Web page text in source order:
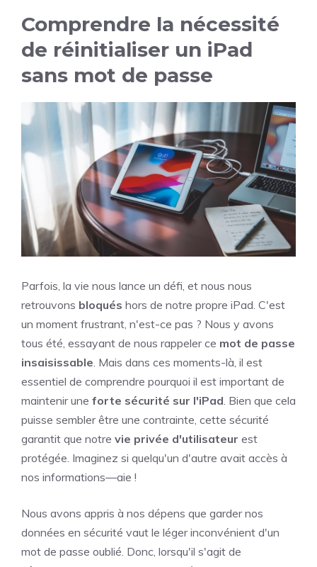
Comprendre la nécessité
de réinitialiser un iPad
sans mot de passe
Parfois, la vie nous lance un défi, et nous nous
retrouvons bloqués hors de notre propre iPad. C'est
un moment frustrant, n'est-ce pas ? Nous y avons
tous été, essayant de nous rappeler ce mot de passe
insaisissable . Mais dans ces moments-là, il est
essentiel de comprendre pourquoi il est important de
maintenir une forte sécurité sur l'iPad . Bien que cela
puisse sembler être une contrainte, cette sécurité
garantit que notre vie privée d'utilisateur est
protégée. Imaginez si quelqu'un d'autre avait accès à
nos informations—aie !
Nous avons appris à nos dépens que garder nos
données en sécurité vaut le léger inconvénient d'un
mot de passe oublié. Donc, lorsqu'il s'agit de